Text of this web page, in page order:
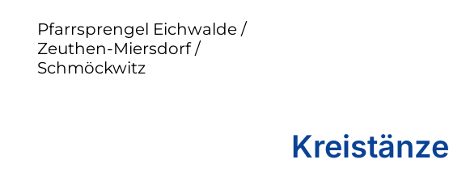
Pfarrsprengel Eichwalde /
Zeuthen-Miersdorf /
Schmöckwitz
Kreistänze